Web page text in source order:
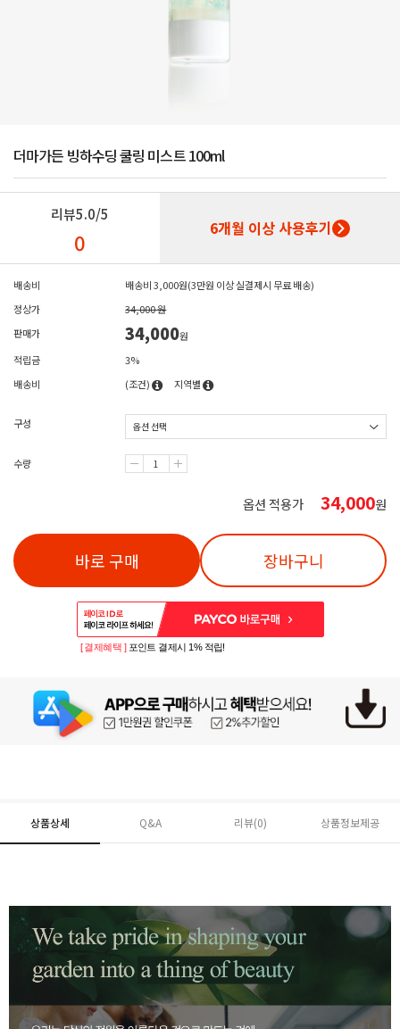
더마가든 빙하수딩 쿨링 미스트 100ml
리뷰5.0/5
0 6개월 이상 사용후기
배송비
배송비 3,000원(3만원 이상 실결제시 무료 배송)
정상가
34,000 원
판매가
34,000원
적립금
3%
배송비
(조건) 지역별
구성
수량
옵션 적용가 34,000원
바로 구매 장바구니
[ 결제혜택 ] 포인트 결제시 1% 적립!
상품상세 Q&A 리뷰(0) 상품정보제공